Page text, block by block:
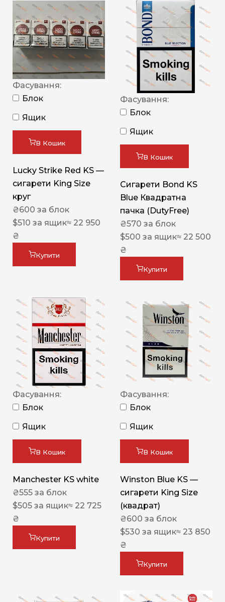
Фасування:
Блок
Ящик
В Кошик
Lucky Strike Red KS —
сигарети King Size
круг
₴600 за блок
$510 за ящик≈ 22 950
₴
Купити
Фасування:
Блок
Ящик
В Кошик
Сигарети Bond KS
Blue Квадратна
пачка (DutyFree)
₴570 за блок
$500 за ящик≈ 22 500
₴
Купити
Фасування:
Блок
Ящик
В Кошик
Manchester KS white
₴555 за блок
$505 за ящик≈ 22 725
₴
Купити
Фасування:
Блок
Ящик
В Кошик
Winston Blue KS —
сигарети King Size
(квадрат)
₴600 за блок
$530 за ящик≈ 23 850
₴
Купити